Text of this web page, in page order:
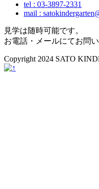
tel : 03-3897-2331
mail :
見学は随時可能です。
お電話・メールにてお問
Copyright 2024 SATO